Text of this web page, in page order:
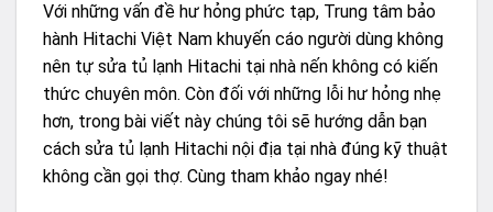
Với những vấn đề hư hỏng phức tạp, Trung tâm bảo
hành Hitachi Việt Nam khuyến cáo người dùng không
nên tự sửa tủ lạnh Hitachi tại nhà nến không có kiến
thức chuyên môn. Còn đối với những lỗi hư hỏng nhẹ
hơn, trong bài viết này chúng tôi sẽ hướng dẫn bạn
cách sửa tủ lạnh Hitachi nội địa tại nhà đúng kỹ thuật
không cần gọi thợ. Cùng tham khảo ngay nhé!